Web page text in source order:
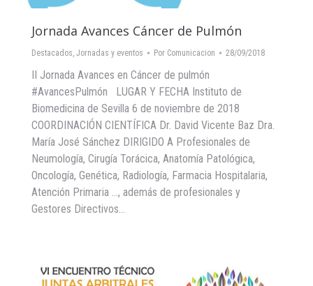
Jornada Avances Cáncer de Pulmón
Destacados, Jornadas y eventos Por Comunicacion 28/09/2018
II Jornada Avances en Cáncer de pulmón
#AvancesPulmón LUGAR Y FECHA Instituto de
Biomedicina de Sevilla 6 de noviembre de 2018
COORDINACIÓN CIENTÍFICA Dr. David Vicente Baz Dra.
María José Sánchez DIRIGIDO A Profesionales de
Neumología, Cirugía Torácica, Anatomía Patológica,
Oncología, Genética, Radiología, Farmacia Hospitalaria,
Atención Primaria …, además de profesionales y
Gestores Directivos…